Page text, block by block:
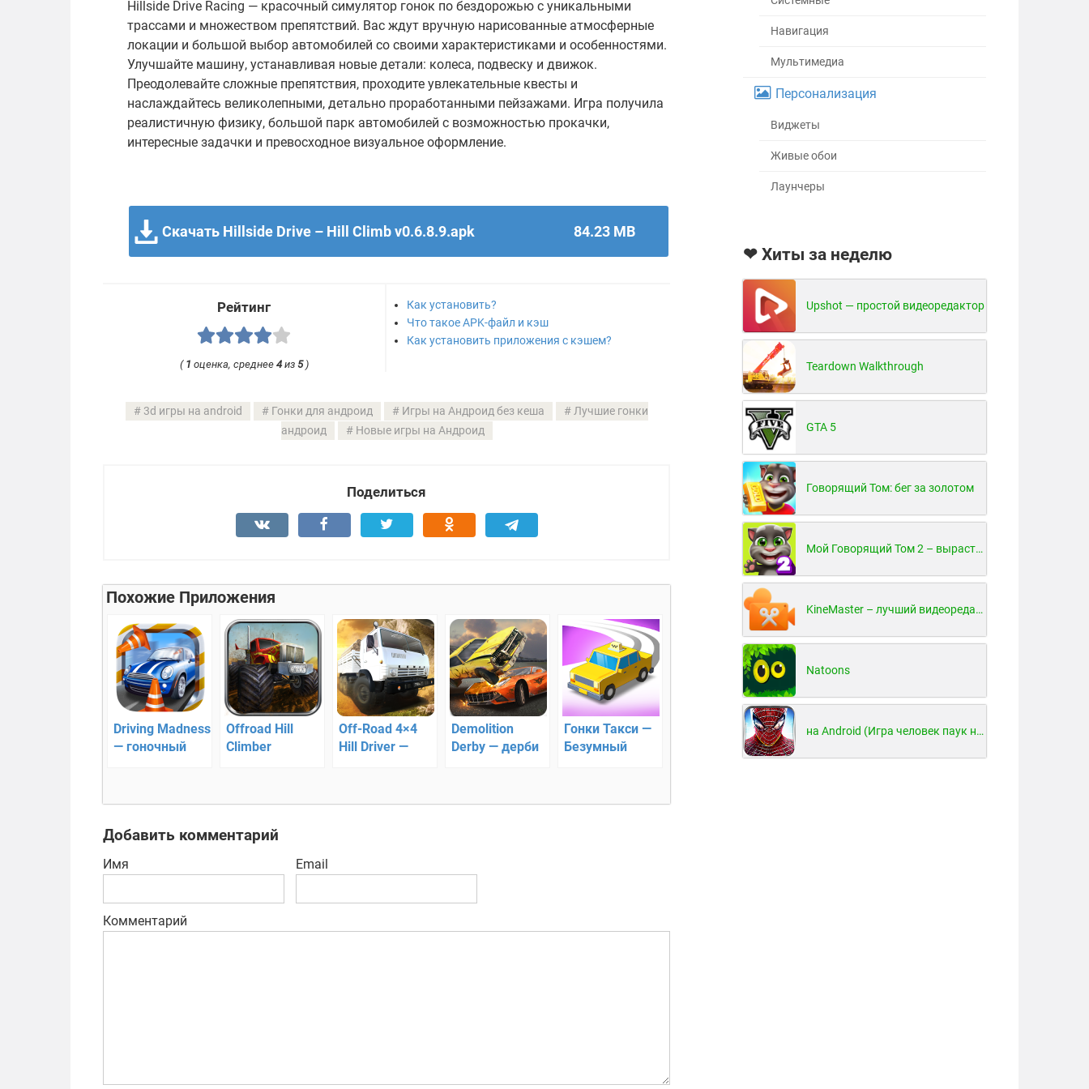
Hillside Drive Racing — красочный симулятор гонок по бездорожью с уникальными
трассами и множеством препятствий. Вас ждут вручную нарисованные атмосферные
локации и большой выбор автомобилей со своими характеристиками и особенностями.
Улучшайте машину, устанавливая новые детали: колеса, подвеску и движок.
Преодолевайте сложные препятствия, проходите увлекательные квесты и
наслаждайтесь великолепными, детально проработанными пейзажами. Игра получила
реалистичную физику, большой парк автомобилей с возможностью прокачки,
интересные задачки и превосходное визуальное оформление.
Скачать Hillside Drive – Hill Climb v0.6.8.9.apk 84.23 MB
Рейтинг
( 1 оценка, среднее 4из 5)
Как установить?
Что такое APK-файл и кэш
Как установить приложения с кэшем?
3d игры на android Гонки для андроид Игры на Андроид без кеша
Лучшие гонки
андроид
Новые игры на Андроид
Поделиться
Похожие Приложения
Driving Madness
— гоночный
Offroad Hill
Climber
Off-Road 4×4
Hill Driver —
Demolition
Derby — дерби
Гонки Такси —
Безумный
Добавить комментарий
Имя Email
Комментарий
Навигация
Мультимедиа
Персонализация
Виджеты
Живые обои
Лаунчеры
❤ Хиты за неделю
Upshot — простой видеоредактор
Teardown Walkthrough
GTA 5
Говорящий Том: бег за золотом
Мой Говорящий Том 2 – вырасти и воспитай своего котенка
KineMaster – лучший видеоредактор для Android
Natoons
на Android (Игра человек паук на Android)